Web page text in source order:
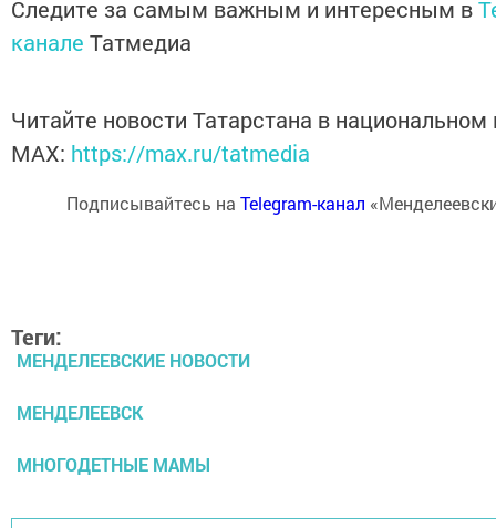
Следите за самым важным и интересным в
канале Татмедиа
Читайте новости Татарстана в
MАХ: https://max.ru/tatmedia
Подписывайтесь на Telegram-канал
Теги:
МЕНДЕЛЕЕВСКИЕ НОВОСТИ
МЕНДЕЛЕЕВСК
МНОГОДЕТНЫЕ МАМЫ